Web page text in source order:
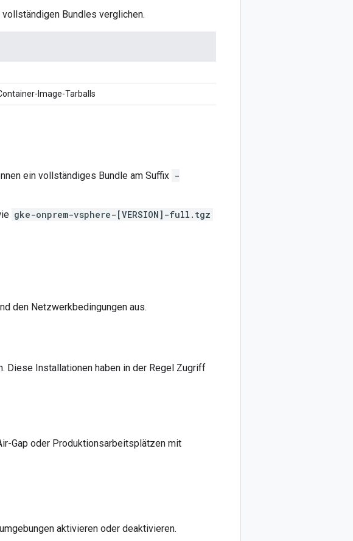
Bundles verglichen.
Image-Tarballs
ein vollständiges Bundle am Suffix -
gke-onprem-vsphere-[VERSION]-full.tgz
den Netzwerkbedingungen aus.
Diese Installationen haben in der Regel Zugriff
Gap oder Produktionsarbeitsplätzen mit
aktivieren oder deaktivieren.